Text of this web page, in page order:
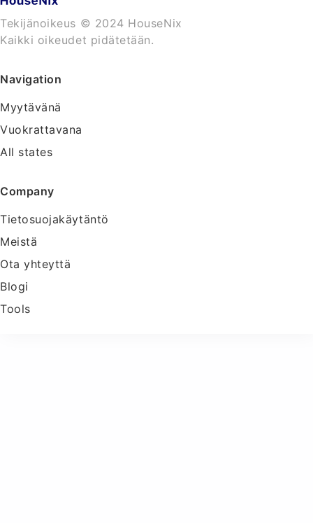
Tekijänoikeus © 2024 HouseNix
Kaikki oikeudet pidätetään.
Navigation
Myytävänä
Vuokrattavana
All states
Company
Tietosuojakäytäntö
Meistä
Ota yhteyttä
Blogi
Tools